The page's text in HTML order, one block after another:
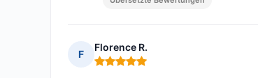
F
Florence R.
Hinweis: 5 von 5